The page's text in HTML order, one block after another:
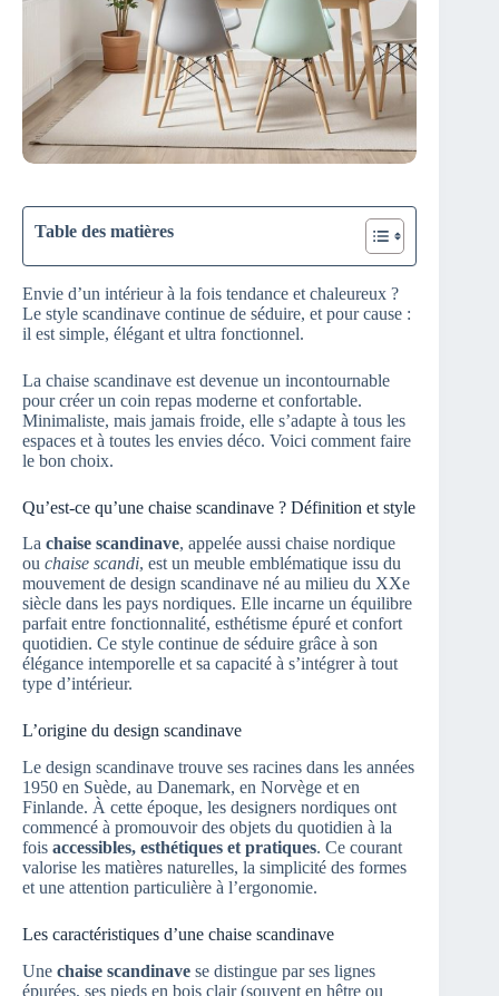
Table des matières
Envie d’un intérieur à la fois tendance et chaleureux ?
Le style scandinave continue de séduire, et pour cause :
il est simple, élégant et ultra fonctionnel.
La chaise scandinave est devenue un incontournable
pour créer un coin repas moderne et confortable.
Minimaliste, mais jamais froide, elle s’adapte à tous les
espaces et à toutes les envies déco. Voici comment faire
le bon choix.
Qu’est-ce qu’une chaise scandinave ? Définition et style
La chaise scandinave, appelée aussi chaise nordique
ou chaise scandi, est un meuble emblématique issu du
mouvement de design scandinave né au milieu du XXe
siècle dans les pays nordiques. Elle incarne un équilibre
parfait entre fonctionnalité, esthétisme épuré et confort
quotidien. Ce style continue de séduire grâce à son
élégance intemporelle et sa capacité à s’intégrer à tout
type d’intérieur.
L’origine du design scandinave
Le design scandinave trouve ses racines dans les années
1950 en Suède, au Danemark, en Norvège et en
Finlande. À cette époque, les designers nordiques ont
commencé à promouvoir des objets du quotidien à la
fois accessibles, esthétiques et pratiques. Ce courant
valorise les matières naturelles, la simplicité des formes
et une attention particulière à l’ergonomie.
Les caractéristiques d’une chaise scandinave
Une chaise scandinave se distingue par ses lignes
épurées, ses pieds en bois clair (souvent en hêtre ou